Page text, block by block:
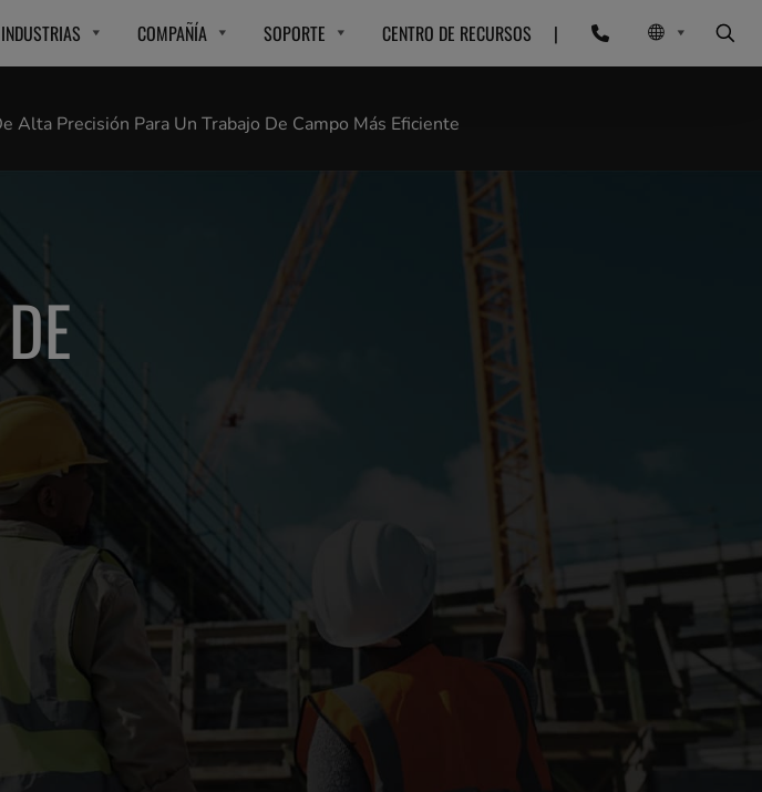
INDUSTRIAS COMPAÑÍA SOPORTE CENTRO DE RECURSOS |
Alta Precisión Para Un Trabajo De Campo Más Eficiente